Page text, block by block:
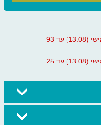
- 8000 ₪ ללילה למזמינים 2 לילות בחמישי (13.08) עד 93
- 8000 ₪ ללילה למזמינים 3 לילות בחמישי (13.08) עד 25